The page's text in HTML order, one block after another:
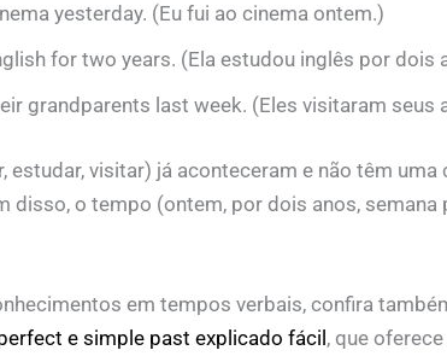
yesterday. (Eu fui ao cinema ontem.)
for two years. (Ela estudou inglês por dois
grandparents last week. (Eles visitaram seus
estudar, visitar) já aconteceram e não têm
disso, o tempo (ontem, por dois anos, semana
em tempos verbais, confira
e simple past explicado fácil, que